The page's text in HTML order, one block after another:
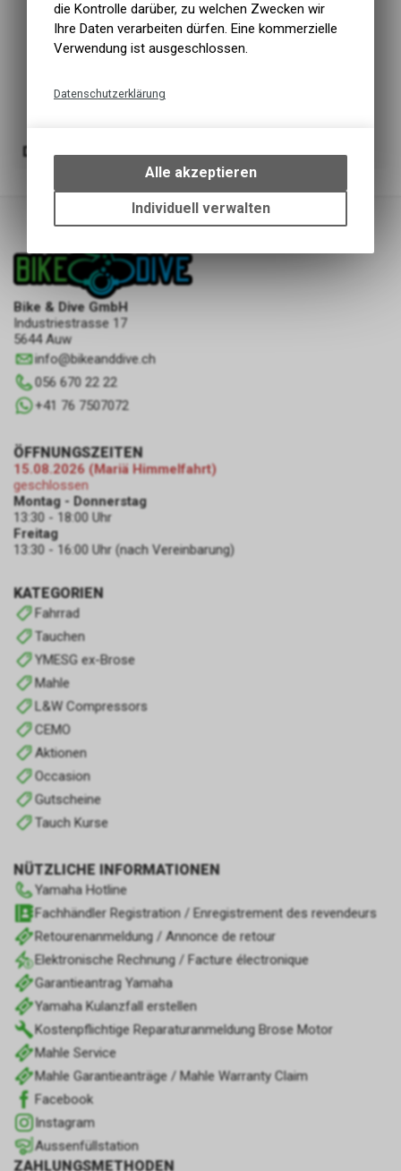
Diverses
Bike & Dive GmbH
Industriestrasse 17
5644 Auw
info@bikeanddive.ch
056 670 22 22
+41 76 7507072
KATEGORIEN
Fahrrad
Tauchen
YMESG ex-Brose
Mahle
L&W Compressors
CEMO
Aktionen
Occasion
Gutscheine
Tauch Kurse
NÜTZLICHE INFORMATIONEN
Yamaha Hotline
Fachhändler Registration / Enregistrement des revendeurs
Retourenanmeldung / Annonce de retour
Elektronische Rechnung / Facture électronique
Garantieantrag Yamaha
Yamaha Kulanzfall erstellen
Kostenpflichtige Reparaturanmeldung Brose Motor
Mahle Service
Mahle Garantieanträge / Mahle Warranty Claim
Facebook
Instagram
Aussenfüllstation
ZAHLUNGSMETHODEN
ÖFFNUNGSZEITEN
15.08.2026 (Mariä Himmelfahrt)
geschlossen
Montag - Donnerstag
13:30 - 18:00 Uhr
Freitag
13:30 - 16:00 Uhr (nach Vereinbarung)
die Kontrolle darüber, zu welchen Zwecken wir
Ihre Daten verarbeiten dürfen. Eine kommerzielle
Verwendung ist ausgeschlossen.
Datenschutzerklärung
bestimmte Interaktionen und
Einstellungen auf Ihrem Gerät,
um die grundlegenden
Funktionen unseres Online-
des Warenkorbs, zu
ermöglichen. Bitte beachten Sie,
zulassen.
Alle akzeptieren
Individuell verwalten